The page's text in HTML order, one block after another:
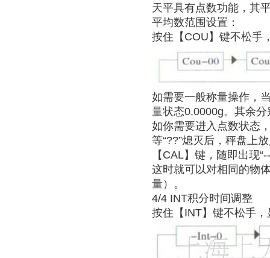
天平具有点数功能，其
平均数范围设置：
按住【COU】键不松手
如需要一般称量操作，
量状态0.0000g。其余
如你需要进入点数状态
等“??”熄灭后，秤盘上
【CAL】键，随即出现
这时就可以对相同的物
量）。
4/4 INT积分时间调整
按住【INT】键不松手